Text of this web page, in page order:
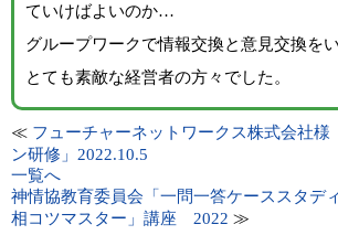
ていけばよいのか…
グループワークで情報交換と意見交換を
とても素敵な経営者の方々でした。
≪ フューチャーネットワークス株式会社様
ン研修」2022.10.5
一覧へ
神情協教育委員会「一問一答ケーススタ
相コツマスター」講座 2022 ≫